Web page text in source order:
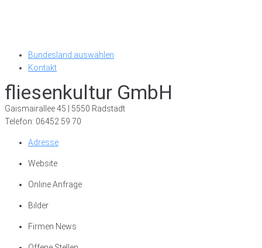
Bundesland auswählen
Kontakt
fliesenkultur GmbH
Gaismairallee 45 | 5550 Radstadt
Telefon: 06452 59 70
Adresse
Website
Online Anfrage
Bilder
Firmen News